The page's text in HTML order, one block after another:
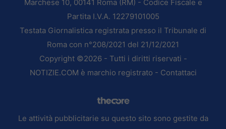
Marchese 10, 00141 Roma (RM) - Codice Fiscale e
Partita I.V.A. 12279101005
Testata Giornalistica registrata presso il Tribunale di
Roma con n°208/2021 del 21/12/2021
Copyright ©2026 - Tutti i diritti riservati -
NOTIZIE.COM è marchio registrato - Contattaci
Le attività pubblicitarie su questo sito sono gestite da